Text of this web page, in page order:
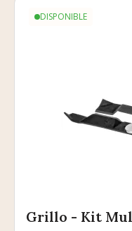
DISPONIBLE
Grillo - Kit